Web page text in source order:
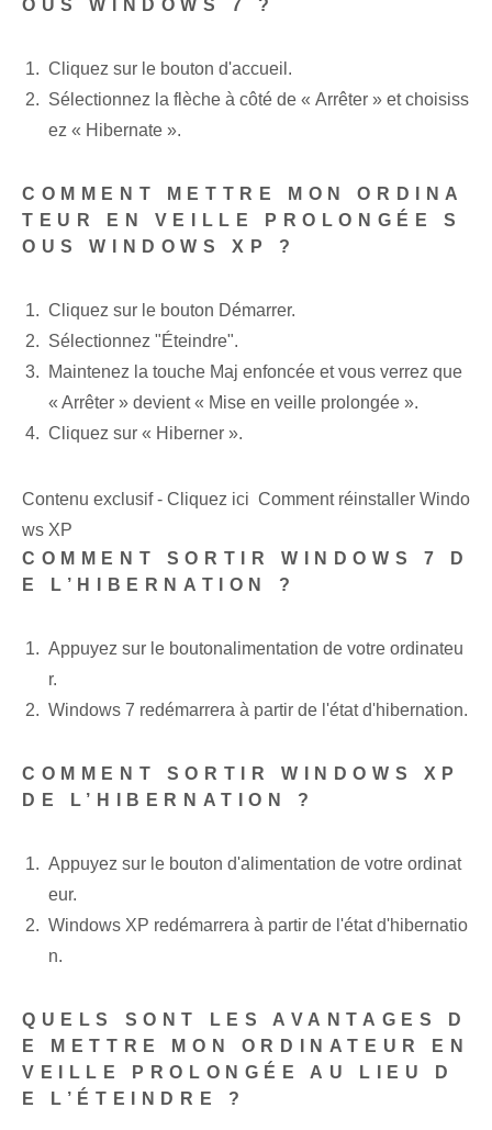
OUS WINDOWS 7 ?
Cliquez sur le bouton d'accueil.
Sélectionnez la flèche à côté de « Arrêter » et choisiss
ez « Hibernate ».
COMMENT METTRE MON ORDINA
TEUR EN VEILLE PROLONGÉE S
OUS WINDOWS XP ?
Cliquez sur le bouton Démarrer.
Sélectionnez "Éteindre".
Maintenez la touche Maj enfoncée et vous verrez que
« Arrêter » devient « Mise en veille prolongée ».
Cliquez sur « Hiberner ».
Contenu exclusif - Cliquez ici Comment réinstaller Windo
ws XP
COMMENT SORTIR WINDOWS 7 D
E L’HIBERNATION ?
Appuyez sur le bouton⁣alimentation⁣ de votre⁤ ordinateu
r.
Windows 7 redémarrera à partir de l'état d'hibernation.
COMMENT SORTIR WINDOWS XP
DE L’HIBERNATION ?
Appuyez sur le bouton d'alimentation de votre ordinat
eur.
Windows XP redémarrera à partir de l'état d'hibernatio
n.
QUELS SONT LES AVANTAGES D
E METTRE MON ORDINATEUR EN
VEILLE PROLONGÉE AU LIEU D
E L’ÉTEINDRE ?